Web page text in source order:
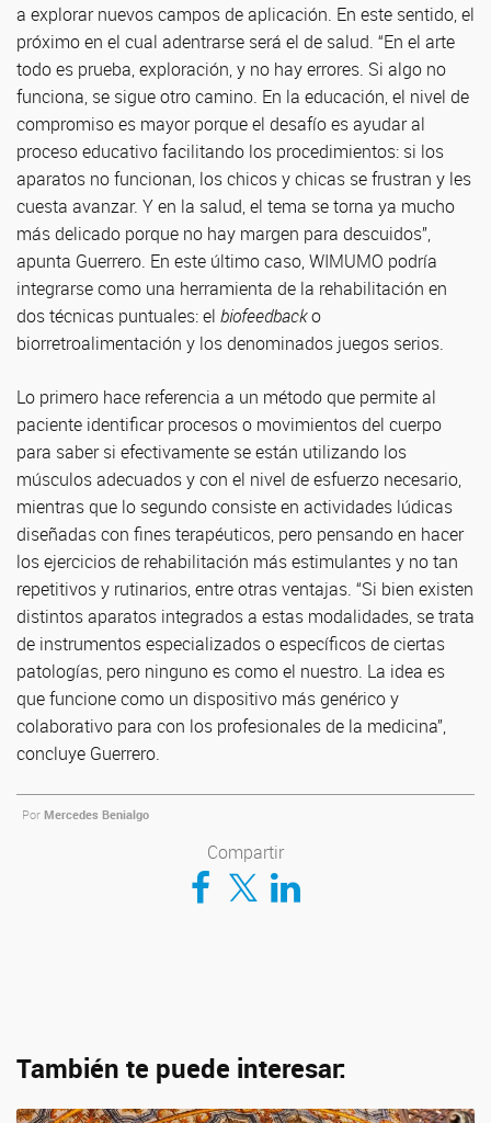
a explorar nuevos campos de aplicación. En este sentido, el
próximo en el cual adentrarse será el de salud. “En el arte
todo es prueba, exploración, y no hay errores. Si algo no
funciona, se sigue otro camino. En la educación, el nivel de
compromiso es mayor porque el desafío es ayudar al
proceso educativo facilitando los procedimientos: si los
aparatos no funcionan, los chicos y chicas se frustran y les
cuesta avanzar. Y en la salud, el tema se torna ya mucho
más delicado porque no hay margen para descuidos”,
apunta Guerrero. En este último caso, WIMUMO podría
integrarse como una herramienta de la rehabilitación en
dos técnicas puntuales: el biofeedbacko
biorretroalimentación y los denominados juegos serios.
Lo primero hace referencia a un método que permite al
paciente identificar procesos o movimientos del cuerpo
para saber si efectivamente se están utilizando los
músculos adecuados y con el nivel de esfuerzo necesario,
mientras que lo segundo consiste en actividades lúdicas
diseñadas con fines terapéuticos, pero pensando en hacer
los ejercicios de rehabilitación más estimulantes y no tan
repetitivos y rutinarios, entre otras ventajas. “Si bien existen
distintos aparatos integrados a estas modalidades, se trata
de instrumentos especializados o específicos de ciertas
patologías, pero ninguno es como el nuestro. La idea es
que funcione como un dispositivo más genérico y
colaborativo para con los profesionales de la medicina”,
concluye Guerrero.
Por Mercedes Benialgo
Compartir
Compartir en Facebook
Compartir en TwitterCompartir en LinkedIn
También te puede interesar: